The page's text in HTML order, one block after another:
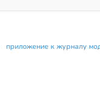
приложение к журналу